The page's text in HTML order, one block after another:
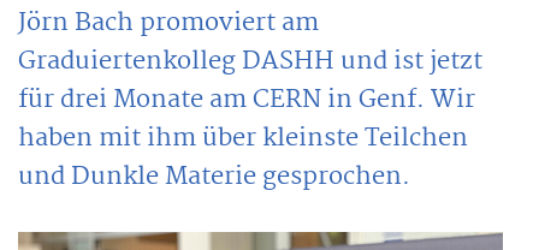
Jörn Bach promoviert am
Graduiertenkolleg DASHH und ist jetzt
für drei Monate am CERN in Genf. Wir
haben mit ihm über kleinste Teilchen
und Dunkle Materie gesprochen.